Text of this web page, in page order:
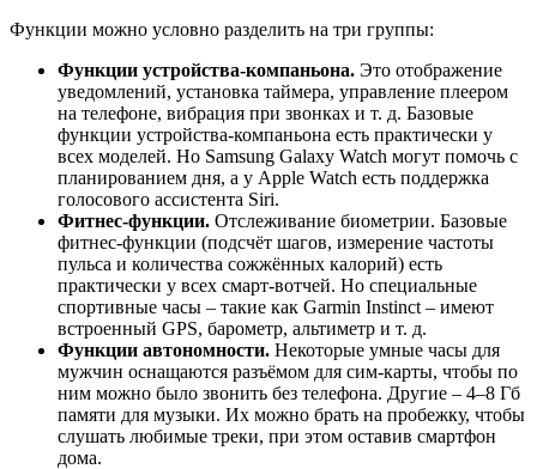
Функции можно условно разделить на три группы:
Функции устройства-компаньона. Это отображение
уведомлений, установка таймера, управление плеером
на телефоне, вибрация при звонках и т. д. Базовые
функции устройства-компаньона есть практически у
всех моделей. Но Samsung Galaxy Watch могут помочь с
планированием дня, а у Apple Watch есть поддержка
голосового ассистента Siri.
Фитнес-функции. Отслеживание биометрии. Базовые
фитнес-функции (подсчёт шагов, измерение частоты
пульса и количества сожжённых калорий) есть
практически у всех смарт-вотчей. Но специальные
спортивные часы – такие как Garmin Instinct – имеют
встроенный GPS, барометр, альтиметр и т. д.
Функции автономности. Некоторые умные часы для
мужчин оснащаются разъёмом для сим-карты, чтобы по
ним можно было звонить без телефона. Другие – 4–8 Гб
памяти для музыки. Их можно брать на пробежку, чтобы
слушать любимые треки, при этом оставив смартфон
дома.